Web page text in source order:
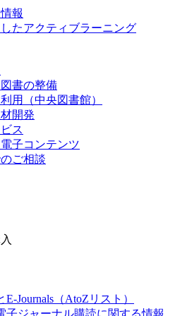
報
たアクティブラーニング
書の整備
用（中央図書館）
開発
ス
子コンテンツ
ご相談
E-Journals（AtoZリスト）